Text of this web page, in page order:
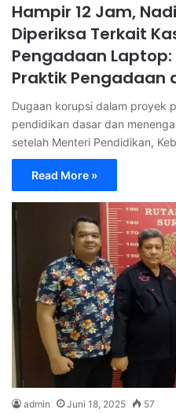
Hampir 12 Jam,
Diperiksa Terkait
Pengadaan
Praktik Pengadaan
Dugaan korupsi dalam proyek
pendidikan dasar dan
setelah Menteri Pendidikan,
Read More »
admin Juni 18, 2025 57